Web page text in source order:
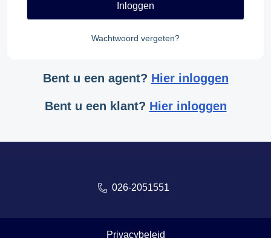
Inloggen
Wachtwoord vergeten?
Bent u een agent? Hier inloggen
Bent u een klant? Hier inloggen
026-2051551
Privacybeleid